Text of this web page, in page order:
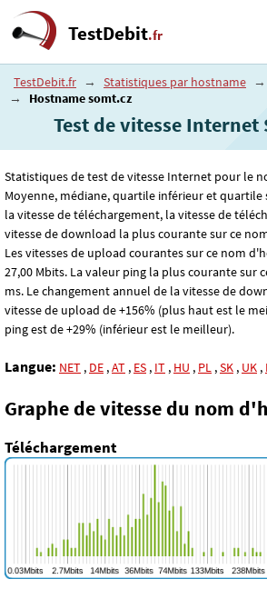
TestDebit.fr
TestDebit.fr → Statistiques par hostname →
→
Hostname somt.cz
Test de vitesse Internet
Statistiques de test de vitesse Internet pour le
Moyenne, médiane, quartile inférieur et
la vitesse de téléchargement, la vitesse de
vitesse de download la plus courante sur ce
Les vitesses de upload courantes sur ce nom
27,00 Mbits. La valeur ping la plus courante sur
ms. Le changement annuel de la vitesse de
vitesse de upload de +156% (plus haut est le
ping est de +29% (inférieur est le meilleur).
Langue: NET , DE ,AT , ES , IT , HU , PL ,SK , UK ,
Graphe de vitesse du nom
Téléchargement